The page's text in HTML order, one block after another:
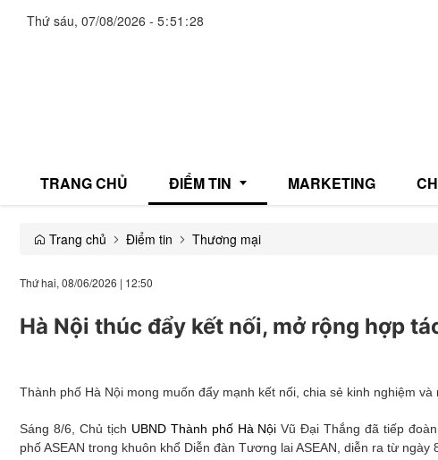
Thứ sáu, 07/08/2026 - 5:51 :29
TRANG CHỦ ĐIỂM TIN
Đời sống
Emagazine
MARKETING
Trang chủ Điểm tin Thương mại
Thứ hai, 08/06/2026 | 12:50
Hà Nội thúc đẩy kết nối, mở rộng hợp
Thành phố Hà Nội mong muốn đẩy mạnh kết nối, chia sẻ kinh nghiệm
Sáng 8/6, Chủ tịch UBND Thành phố Hà Nội Vũ Đại Thắng đã tiếp
phố ASEAN trong khuôn khổ Diễn đàn Tương lai ASEAN, diễn ra từ ngày